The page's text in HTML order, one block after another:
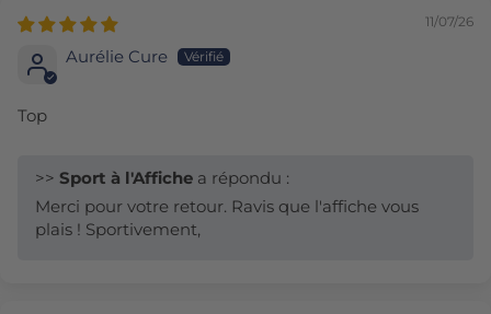
11/07/26
Aurélie Cure
Top
>> Sport à l'Affiche a répondu :
Merci pour votre retour. Ravis que l'affiche vous
plais ! Sportivement,